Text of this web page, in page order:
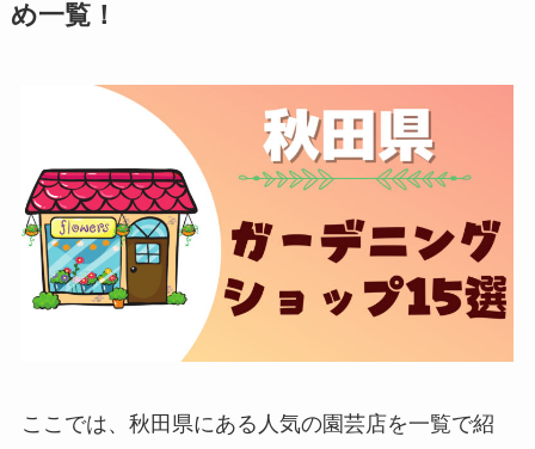
め一覧！
ここでは、秋田県にある人気の園芸店を一覧で紹